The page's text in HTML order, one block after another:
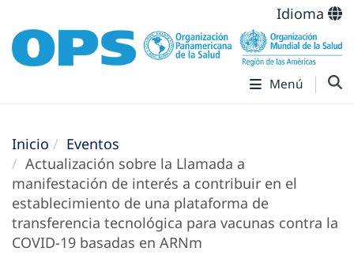
Idioma
Menú
Inicio
Eventos
Actualización sobre la Llamada a
manifestación de interés a contribuir en el
establecimiento de una plataforma de
transferencia tecnológica para vacunas contra la
COVID-19 basadas en ARNm